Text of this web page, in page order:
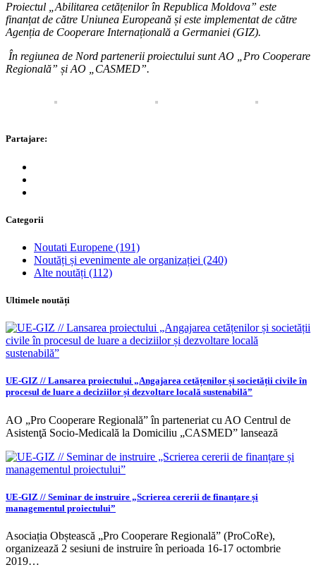
Proiectul „Abilitarea cetățenilor în Republica Moldova” este
finanțat de către Uniunea Europeană și este implementat de către
Agenția de Cooperare Internațională a Germaniei (GIZ).
În regiunea de Nord partenerii proiectului sunt AO „Pro Cooperare
Regională” și AO „CASMED”.
Partajare:
Categorii
Noutati Europene (191)
Noutăți și evenimente ale organizației (240)
Alte noutăți (112)
Ultimele noutăți
UE-GIZ // Lansarea proiectului „Angajarea cetățenilor și societății civile în
procesul de luare a deciziilor și dezvoltare locală sustenabilă”
AO „Pro Cooperare Regională” în parteneriat cu AO Centrul de
Asistenţă Socio-Medicală la Domiciliu „CASMED” lansează
UE-GIZ // Seminar de instruire „Scrierea cererii de finanțare și
managementul proiectului”
Asociația Obștească „Pro Cooperare Regională” (ProCoRe),
organizează 2 sesiuni de instruire în perioada 16-17 octombrie
2019…